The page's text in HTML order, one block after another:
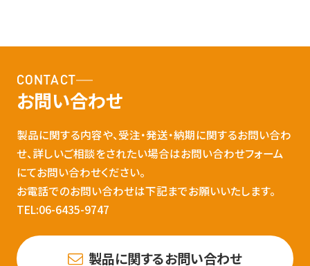
CONTACT
お問い合わせ
製品に関する内容や、受注・発送・納期に関するお問い合わ
せ、詳しいご相談をされたい場合はお問い合わせフォーム
にてお問い合わせください。
お電話でのお問い合わせは下記までお願いいたします。
TEL:06-6435-9747
製品に関するお問い合わせ